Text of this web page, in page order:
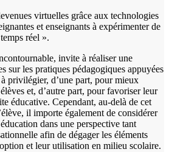
virtuelles grâce aux technologies
et enseignants à expérimenter de
réel ».
invite à réaliser une
sur les pratiques pédagogiques appuyées
privilégier, d’une part, pour mieux
et, d’autre part, pour favoriser leur
éducative. Cependant, au-delà de cet
il importe également de considérer
dans une perspective tant
afin de dégager les éléments
et leur utilisation en milieu scolaire.